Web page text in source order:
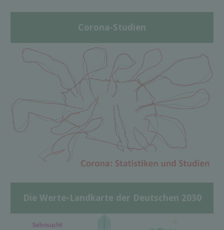
Corona-Studien
Die Werte-Landkarte der Deutschen 2030